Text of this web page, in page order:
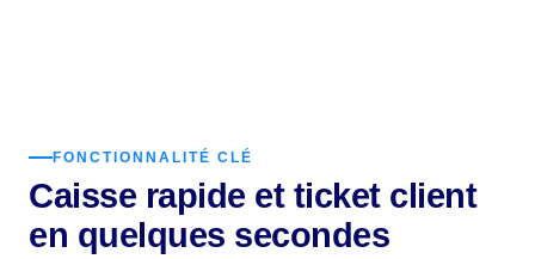
FONCTIONNALITÉ CLÉ
Caisse rapide et ticket client
en quelques secondes